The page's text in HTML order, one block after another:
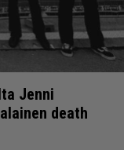
Jenni
death